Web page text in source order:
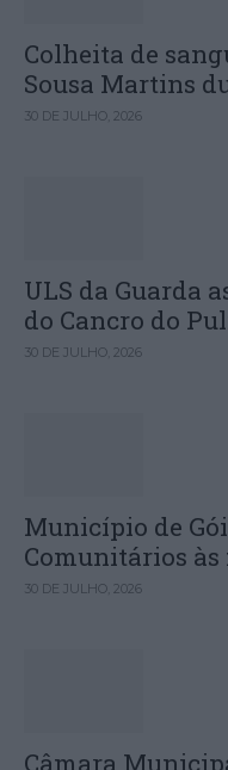
Colheita de
Sousa Martins
30 DE JULHO, 2026
ULS da Guarda
do Cancro do
30 DE JULHO, 2026
Município de
Comunitários
30 DE JULHO, 2026
Câmara